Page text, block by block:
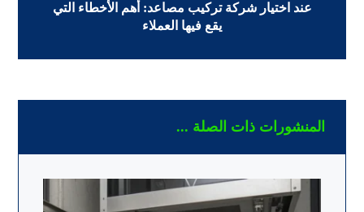
عند اختيار شركة تركيب مصاعد: أهم الأخطاء التي
يقع فيها العملاء
المنشورات ذات الصلة ...